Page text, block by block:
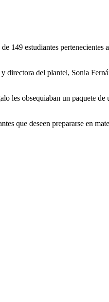
149 estudiantes pertenecientes
del plantel, Sonia
les obsequiaban un paquete de
que deseen prepararse en